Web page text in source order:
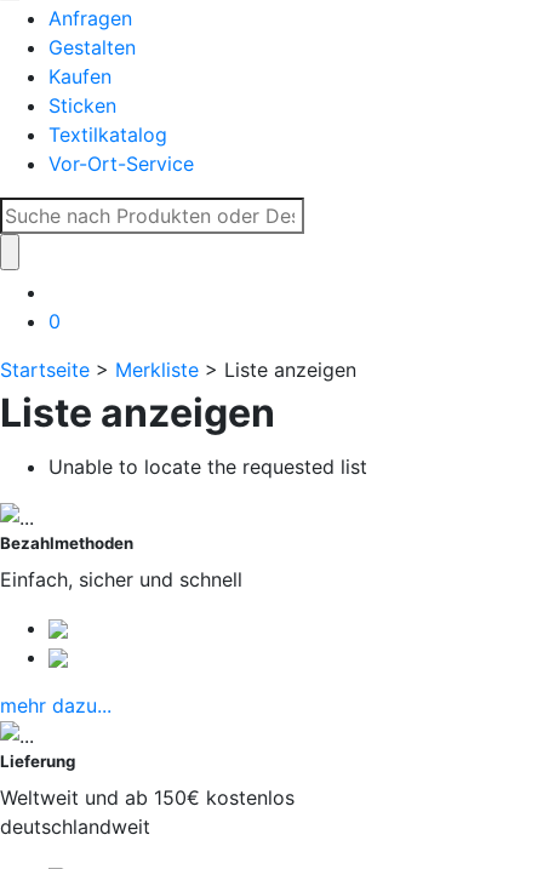
Anfragen
Gestalten
Kaufen
Sticken
Textilkatalog
Vor-Ort-Service
Suche
nach:
0
Startseite > Merkliste > Liste anzeigen
Liste anzeigen
Unable to locate the requested list
Bezahlmethoden
Einfach, sicher und schnell
mehr dazu...
Lieferung
Weltweit und ab 150€ kostenlos
deutschlandweit